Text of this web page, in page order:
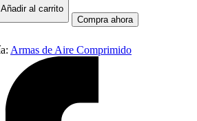
Añadir al carrito
Compra ahora
Armas de Aire Comprimido